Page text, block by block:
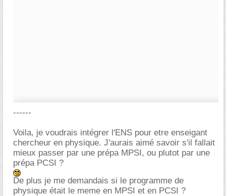
------
Voila, je voudrais intégrer l'ENS pour etre enseigant
chercheur en physique. J'aurais aimé savoir s'il fallait
mieux passer par une prépa MPSI, ou plutot par une
prépa PCSI ?
De plus je me demandais si le programme de
physique était le meme en MPSI et en PCSI ?